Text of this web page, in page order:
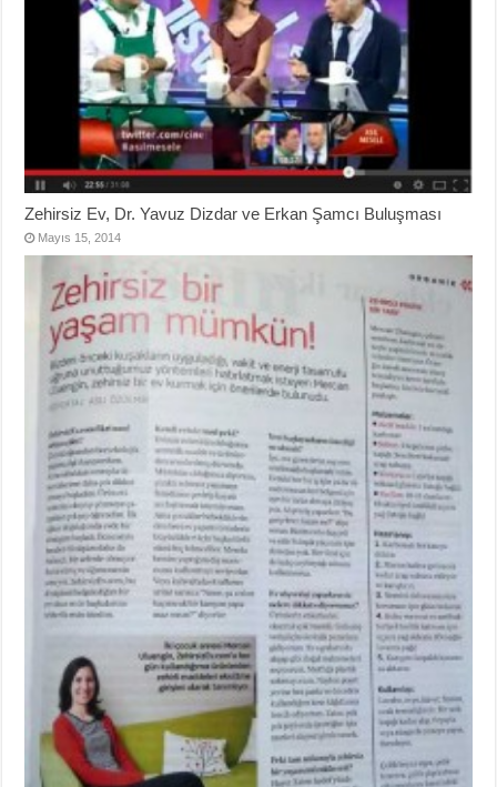
Zehirsiz Ev, Dr. Yavuz Dizdar ve Erkan Şamcı Buluşması
Mayıs 15, 2014